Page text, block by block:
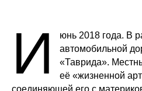
И
юнь 2018 года. В
автомобильной
«Таврида».
её «жизненной